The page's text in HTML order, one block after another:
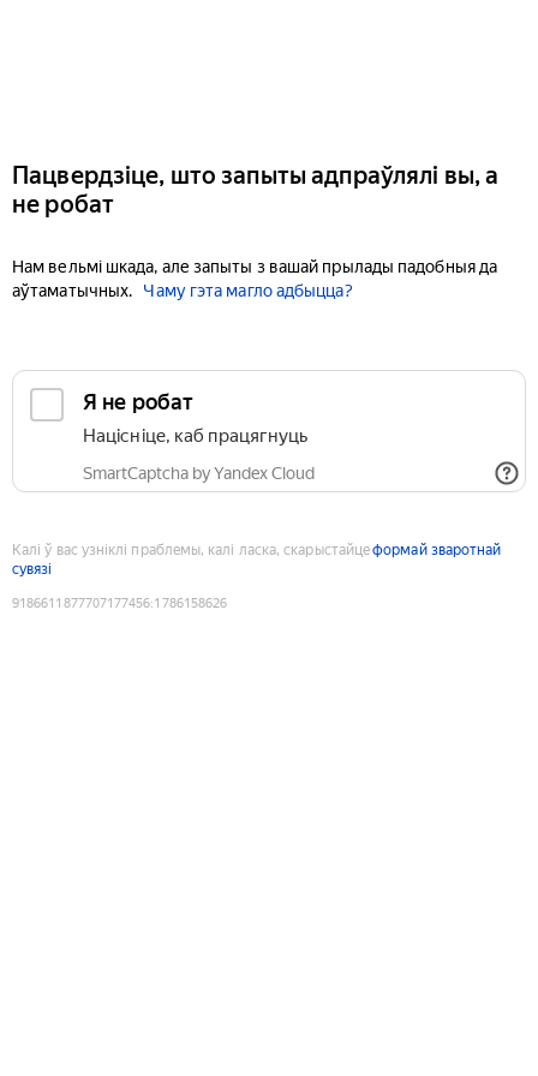
Пацвердзіце, што запыты адпраўлялі вы, а
не робат
Нам вельмі шкада, але запыты з вашай прылады падобныя да
аўтаматычных.
Чаму гэта магло адбыцца?
Я не робат
Націсніце, каб працягнуць
SmartCaptcha by Yandex Cloud
Калі ў вас узніклі праблемы, калі ласка, скарыстайцеформай зваротнай
сувязі
9186611877707177456:1786158626